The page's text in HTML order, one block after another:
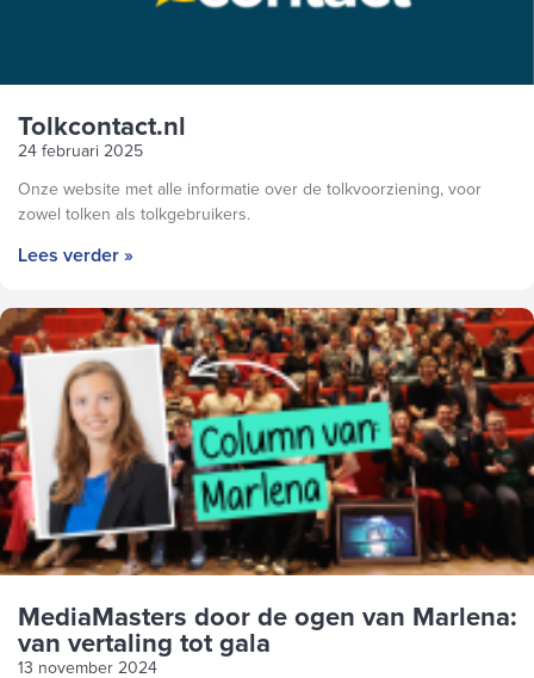
Tolkcontact.nl
24 februari 2025
Onze website met alle informatie over de tolkvoorziening, voor
zowel tolken als tolkgebruikers.
Lees verder »
MediaMasters door de ogen van Marlena:
van vertaling tot gala
13 november 2024